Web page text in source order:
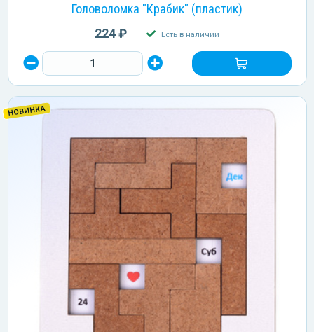
Головоломка "Крабик" (пластик)
224 ₽ Есть в наличии
НОВИНКА